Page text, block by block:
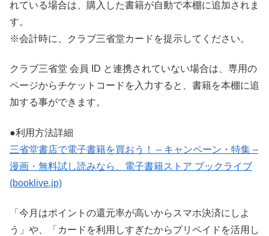
れている場合は、購入した書籍が自動で本棚に追加されま
す。
※会計時に、クラブ三省堂カードを提示してください。
クラブ三省堂 会員 ID と連携されていない場合は、専用の
ページからチケットコードを入力すると、書籍を本棚に追
加する事ができます。
●利用方法詳細
三省堂書店で電子書籍を買おう！ – キャンペーン・特集 –
漫画・無料試し読みなら、電子書籍ストア ブックライブ
(booklive.jp)
「今月はポイントの還元率が高いからスマホ決済にしよ
う」や、「カードを利用しすぎたからプリペイドを活用し